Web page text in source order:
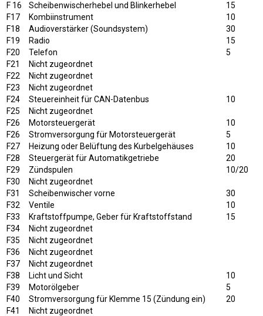
F 16
Scheibenwischerhebel und Blinkerhebel
15
F17
Kombiinstrument
10
F18
Audioverstärker (Soundsystem)
30
F19
Radio
15
F20
Telefon
5
F21
Nicht zugeordnet
F22
Nicht zugeordnet
F23
Nicht zugeordnet
F24
Steuereinheit für CAN-Datenbus
10
F25
Nicht zugeordnet
F26
Motorsteuergerät
10
F26
Stromversorgung für Motorsteuergerät
5
F27
Heizung oder Belüftung des Kurbelgehäuses
10
F28
Steuergerät für Automatikgetriebe
20
F29
Zündspulen
10/20
F30
Nicht zugeordnet
F31
Scheibenwischer vorne
30
F32
Ventile
10
F33
Kraftstoffpumpe, Geber für Kraftstoffstand
15
F34
Nicht zugeordnet
F35
Nicht zugeordnet
F36
Nicht zugeordnet
F37
Nicht zugeordnet
F38
Licht und Sicht
10
F39
Motorölgeber
5
F40
Stromversorgung für Klemme 15 (Zündung ein)
20
F41
Nicht zugeordnet